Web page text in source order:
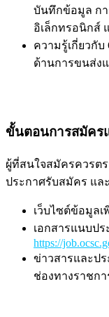
บันทึกข้อมูล ก
อิเล็กทรอนิกส์
ความรู้เกี่ยวกั
ด้านการขนส่ง
ขั้นตอนการสมัคร
ผู้ที่สนใจสมัครควรตร
ประกาศรับสมัคร แล
เว็บไซต์ข้อมูลเ
เอกสารแนบป
https://
ข่าวสารและป
ช่องทางราชกา